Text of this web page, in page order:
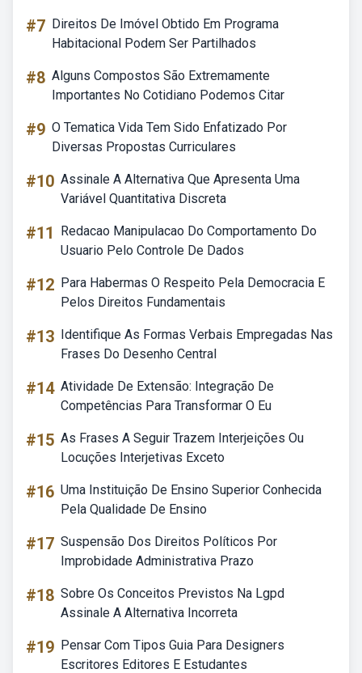
#7 Direitos De Imóvel Obtido Em Programa
Habitacional Podem Ser Partilhados
#8 Alguns Compostos São Extremamente
Importantes No Cotidiano Podemos Citar
#9 O Tematica Vida Tem Sido Enfatizado Por
Diversas Propostas Curriculares
#10 Assinale A Alternativa Que Apresenta Uma
Variável Quantitativa Discreta
#11
Redacao Manipulacao Do Comportamento Do
Usuario Pelo Controle De Dados
#12 Para Habermas O Respeito Pela Democracia E
Pelos Direitos Fundamentais
#13 Identifique As Formas Verbais Empregadas Nas
Frases Do Desenho Central
#14 Atividade De Extensão: Integração De
Competências Para Transformar O Eu
#15 As Frases A Seguir Trazem Interjeições Ou
Locuções Interjetivas Exceto
#16 Uma Instituição De Ensino Superior Conhecida
Pela Qualidade De Ensino
#17 Suspensão Dos Direitos Políticos Por
Improbidade Administrativa Prazo
#18 Sobre Os Conceitos Previstos Na Lgpd
Assinale A Alternativa Incorreta
#19 Pensar Com Tipos Guia Para Designers
Escritores Editores E Estudantes